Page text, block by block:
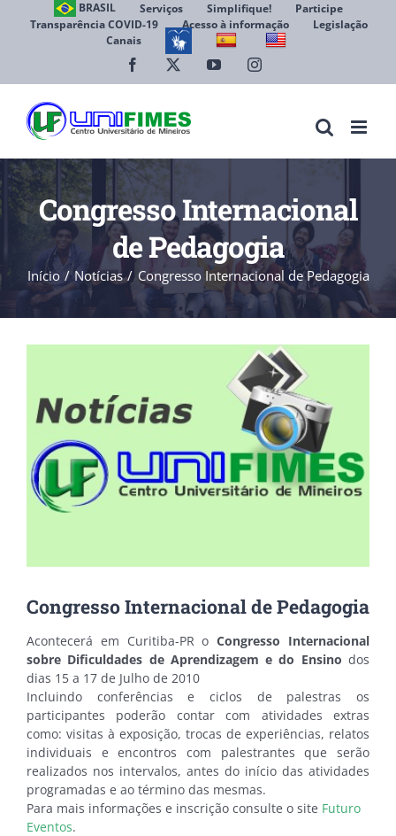
BRASIL Serviços Simplifique!
Participe
Transparência COVID-19
Acesso à informação
Legislação
Canais
Facebook YouTubeInstagram
Congresso Internacional
de Pedagogia
Início Notícias Congresso Internacional de Pedagogia
Congresso Internacional de Pedagogia
Acontecerá em Curitiba-PR oCongresso Internacional
sobre Dificuldades de Aprendizagem e do Ensino dos
dias 15 a 17 de Julho de 2010
Incluindo conferências e ciclos de palestras os
participantes poderão contar com atividades extras
como: visitas à exposição, trocas de experiências, relatos
individuais e encontros com palestrantes que serão
realizados nos intervalos, antes do início das atividades
programadas e ao término das mesmas.
Para mais informações e inscrição consulte o site Futuro
Eventos.